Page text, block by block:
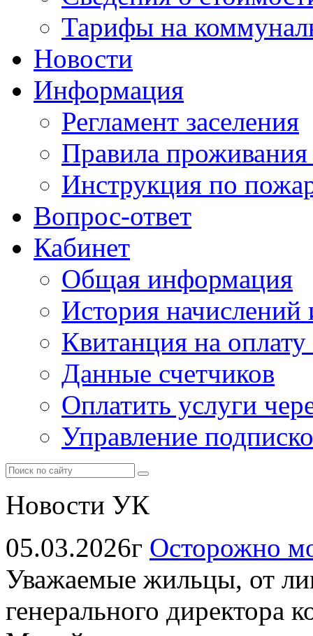
Тарифы на
Новости
Информация
Регламент заселения
Правила
Инструкция по
Вопрос-ответ
Кабинет
Общая информация
История начислений
Квитанция на
Данные счетчиков
Оплатить услуги
Управление
Новости УК
05.03.2026г Осторожно
Уважаемые жильцы, от
генерального директора